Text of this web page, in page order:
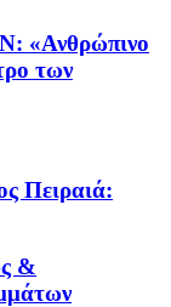
των
Πειραιά:
&